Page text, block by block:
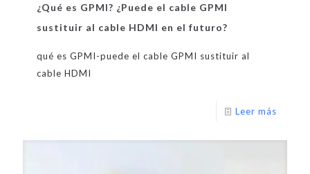
¿Qué es GPMI? ¿Puede el cable GPMI
sustituir al cable HDMI en el futuro?
qué es GPMI-puede el cable GPMI sustituir al
cable HDMI
Leer más